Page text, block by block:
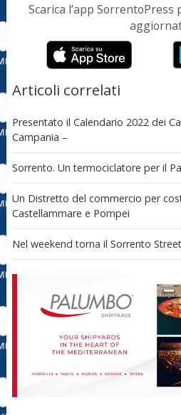
Scarica l’app
Articoli correlati
Presentato il Calendario 2022 dei
Campania –
Sorrento. Un termociclatore per il
Un Distretto del commercio per
Castellammare e Pompei
Nel weekend torna il Sorrento